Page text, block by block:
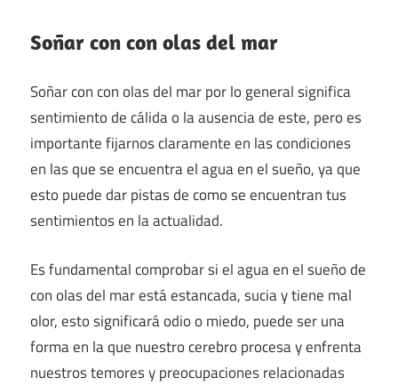
Soñar con con olas del mar
Soñar con con olas del mar por lo general significa
sentimiento de cálida o la ausencia de este, pero es
importante fijarnos claramente en las condiciones
en las que se encuentra el agua en el sueño, ya que
esto puede dar pistas de como se encuentran tus
sentimientos en la actualidad.
Es fundamental comprobar si el agua en el sueño de
con olas del mar está estancada, sucia y tiene mal
olor, esto significará odio o miedo, puede ser una
forma en la que nuestro cerebro procesa y enfrenta
nuestros temores y preocupaciones relacionadas